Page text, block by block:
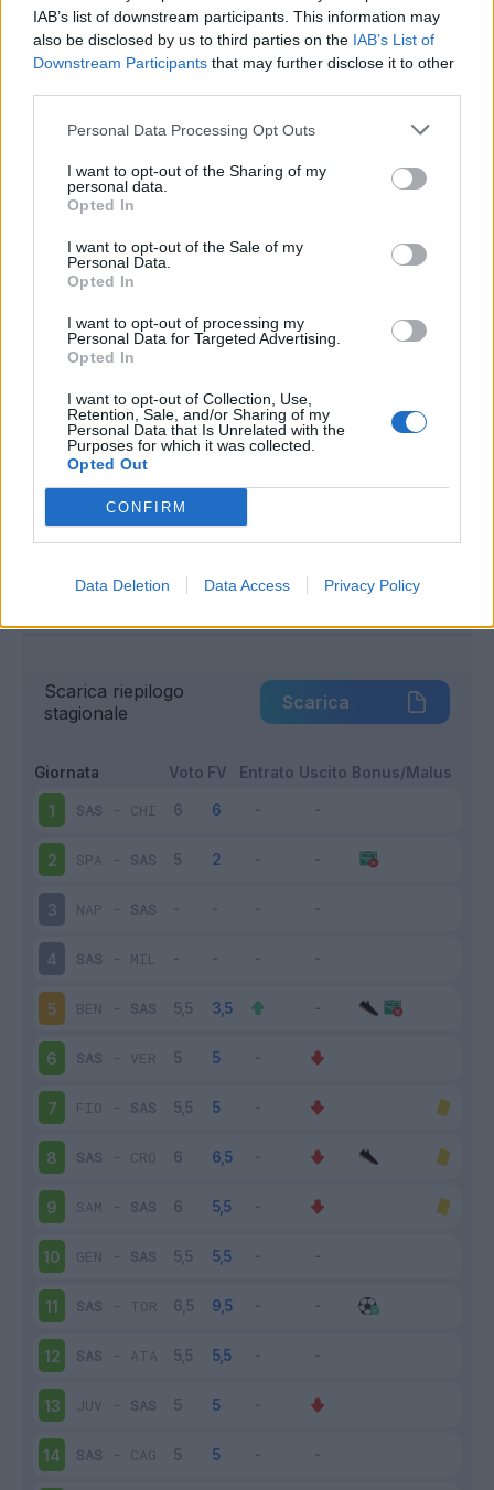
IAB’s list of downstream participants. This information may
also be disclosed by us to third parties on the IAB’s List of
Downstream Participants that may further disclose it to other
Personal Data Processing Opt Outs
I want to opt-out of the Sharing of my
personal data.
Opted In
I want to opt-out of the Sale of my
Personal Data.
Opted In
I want to opt-out of processing my
Personal Data for Targeted Advertising.
Opted In
I want to opt-out of Collection, Use,
Retention, Sale, and/or Sharing of my
Personal Data that Is Unrelated with the
Purposes for which it was collected.
Opted Out
CONFIRM
Data Deletion Data Access Privacy Policy
Entrato
Squalificato 0 - 0
Scarica riepilogo
stagionale
Scarica
Giornata Voto FV Entrato Uscito Bonus/Malus
1 SAS - CHI
2 SPA - SAS
3 NAP - SAS
4 SAS - MIL
5 BEN - SAS
6 SAS - VER
7 FIO - SAS
8 SAS - CRO
9 SAM - SAS
10 GEN - SAS
11 SAS - TOR
12 SAS - ATA
13 JUV - SAS
14 SAS - CAG